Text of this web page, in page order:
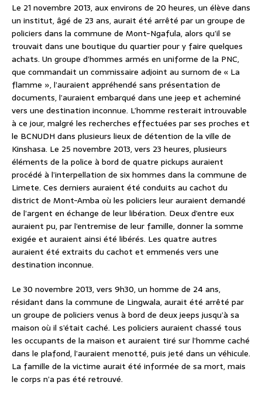
Le 21 novembre 2013, aux environs de 20 heures, un élève dans
un institut, âgé de 23 ans, aurait été arrêté par un groupe de
policiers dans la commune de Mont-Ngafula, alors qu’il se
trouvait dans une boutique du quartier pour y faire quelques
achats. Un groupe d’hommes armés en uniforme de la PNC,
que commandait un commissaire adjoint au surnom de « La
flamme », l’auraient appréhendé sans présentation de
documents, l’auraient embarqué dans une jeep et acheminé
vers une destination inconnue. L’homme resterait introuvable
à ce jour, malgré les recherches effectuées par ses proches et
le BCNUDH dans plusieurs lieux de détention de la ville de
Kinshasa. Le 25 novembre 2013, vers 23 heures, plusieurs
éléments de la police à bord de quatre pickups auraient
procédé à l’interpellation de six hommes dans la commune de
Limete. Ces derniers auraient été conduits au cachot du
district de Mont-Amba où les policiers leur auraient demandé
de l’argent en échange de leur libération. Deux d’entre eux
auraient pu, par l’entremise de leur famille, donner la somme
exigée et auraient ainsi été libérés. Les quatre autres
auraient été extraits du cachot et emmenés vers une
destination inconnue.
Le 30 novembre 2013, vers 9h30, un homme de 24 ans,
résidant dans la commune de Lingwala, aurait été arrêté par
un groupe de policiers venus à bord de deux jeeps jusqu’à sa
maison où il s’était caché. Les policiers auraient chassé tous
les occupants de la maison et auraient tiré sur l’homme caché
dans le plafond, l’auraient menotté, puis jeté dans un véhicule.
La famille de la victime aurait été informée de sa mort, mais
le corps n’a pas été retrouvé.